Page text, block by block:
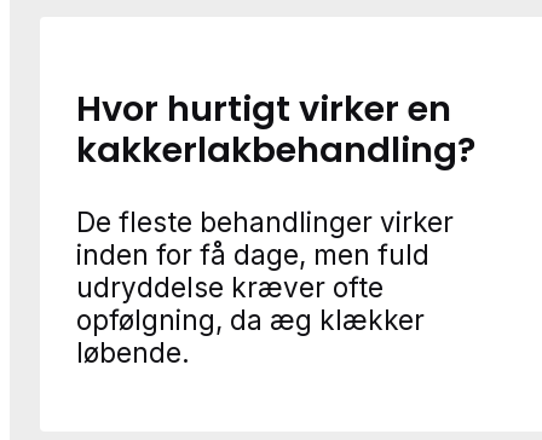
Hvor hurtigt virker en
kakkerlakbehandling?
De fleste behandlinger virker
inden for få dage, men fuld
udryddelse kræver ofte
opfølgning, da æg klækker
løbende.